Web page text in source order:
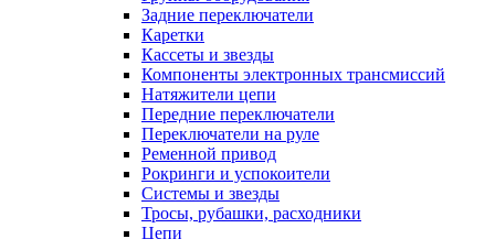
Задние переключатели
Каретки
Кассеты и звезды
Компоненты электронных трансмиссий
Натяжители цепи
Передние переключатели
Переключатели на руле
Ременной привод
Рокринги и успокоители
Системы и звезды
Тросы, рубашки, расходники
Цепи